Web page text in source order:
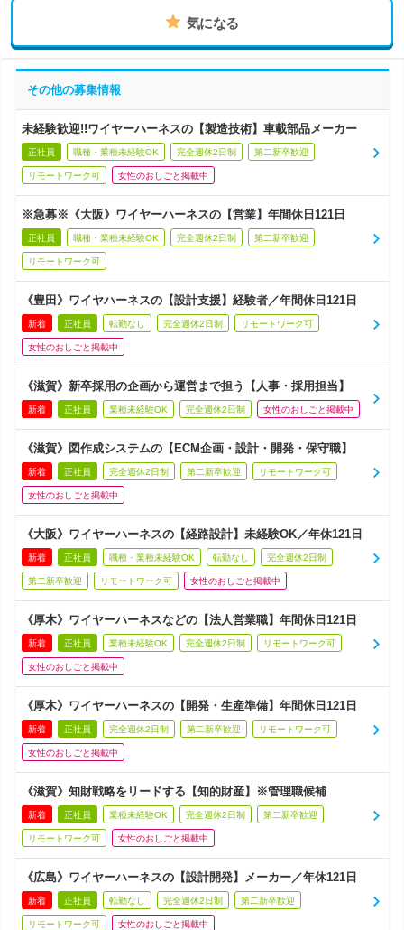
気になる
その他の募集情報
未経験歓迎!!ワイヤーハーネスの【製造技術】車載部品メーカー
正社員 職種・業種未経験OK 完全週休2日制 第二新卒歓迎
リモートワーク可 女性のおしごと掲載中
※急募※《大阪》ワイヤーハーネスの【営業】年間休日121日
正社員 職種・業種未経験OK 完全週休2日制 第二新卒歓迎
リモートワーク可
《豊田》ワイヤハーネスの【設計支援】経験者／年間休日121日
新着 正社員 転勤なし 完全週休2日制 リモートワーク可
女性のおしごと掲載中
《滋賀》新卒採用の企画から運営まで担う【人事・採用担当】
新着 正社員 業種未経験OK 完全週休2日制 女性のおしごと掲載中
《滋賀》図作成システムの【ECM企画・設計・開発・保守職】
新着 正社員 完全週休2日制 第二新卒歓迎 リモートワーク可
女性のおしごと掲載中
《大阪》ワイヤーハーネスの【経路設計】未経験OK／年休121日
新着 正社員 職種・業種未経験OK 転勤なし 完全週休2日制
第二新卒歓迎 リモートワーク可 女性のおしごと掲載中
《厚木》ワイヤーハーネスなどの【法人営業職】年間休日121日
新着 正社員 業種未経験OK 完全週休2日制 リモートワーク可
女性のおしごと掲載中
《厚木》ワイヤーハーネスの【開発・生産準備】年間休日121日
新着 正社員 完全週休2日制 第二新卒歓迎 リモートワーク可
女性のおしごと掲載中
《滋賀》知財戦略をリードする【知的財産】※管理職候補
新着 正社員 業種未経験OK 完全週休2日制 第二新卒歓迎
リモートワーク可 女性のおしごと掲載中
《広島》ワイヤーハーネスの【設計開発】メーカー／年休121日
新着 正社員 転勤なし 完全週休2日制 第二新卒歓迎
リモートワーク可 女性のおしごと掲載中